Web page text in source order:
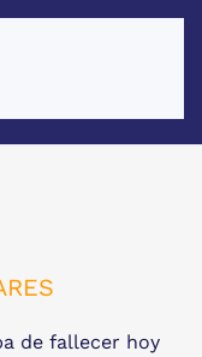
de fallecer hoy